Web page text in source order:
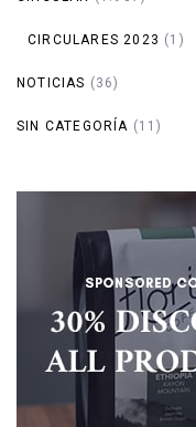
CIRCULARES 2023 (1)
NOTICIAS (36)
SIN CATEGORÍA (11)